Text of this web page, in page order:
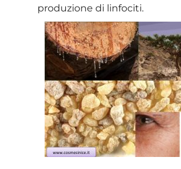
produzione di linfociti.